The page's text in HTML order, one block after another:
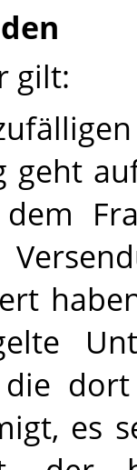
gilt:
geht
die
es